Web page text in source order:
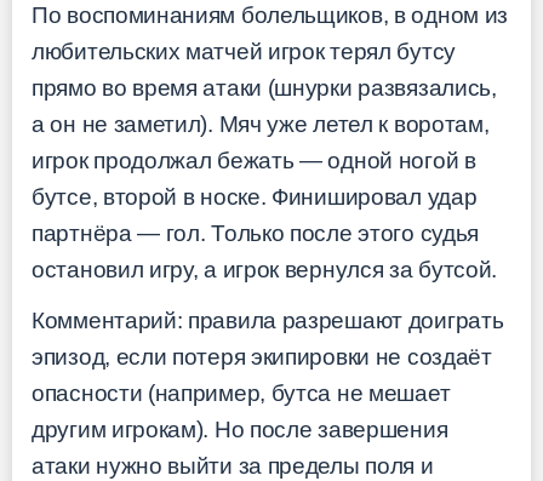
По воспоминаниям болельщиков, в одном из
любительских матчей игрок терял бутсу
прямо во время атаки (шнурки развязались,
а он не заметил). Мяч уже летел к воротам,
игрок продолжал бежать — одной ногой в
бутсе, второй в носке. Финишировал удар
партнёра — гол. Только после этого судья
остановил игру, а игрок вернулся за бутсой.
Комментарий: правила разрешают доиграть
эпизод, если потеря экипировки не создаёт
опасности (например, бутса не мешает
другим игрокам). Но после завершения
атаки нужно выйти за пределы поля и